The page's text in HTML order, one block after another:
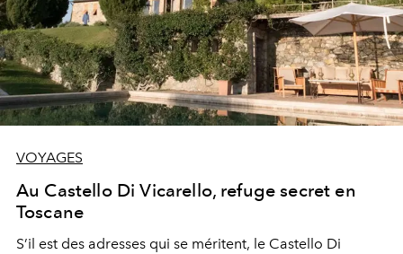
VOYAGES
Au Castello Di Vicarello, refuge secret en
Toscane
S’il est des adresses qui se méritent, le Castello Di